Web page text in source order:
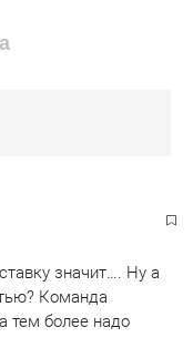
значит…. Ну а
Команда
тем более надо